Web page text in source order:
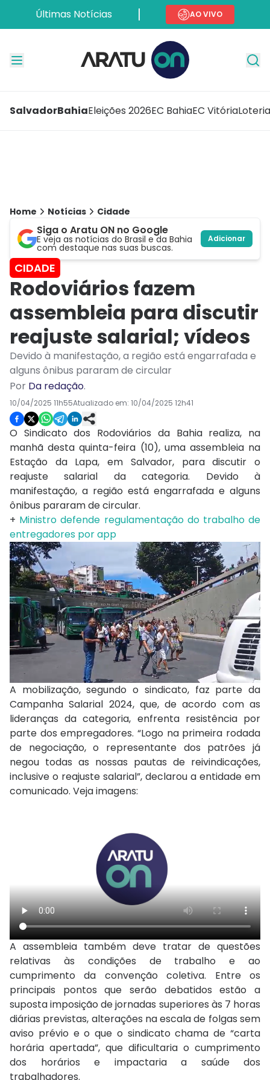
Últimas Notícias AO VIVO
SalvadorBahiaEleições 2026EC BahiaEC Vitória
Home Notícias Cidade
Siga o Aratu ON no Google
E veja as notícias do Brasil e da Bahia
com destaque nas suas buscas.
Adicionar
CIDADE
Rodoviários fazem
assembleia para discutir
reajuste salarial; vídeos
Devido à manifestação, a região está engarrafada e
alguns ônibus pararam de circular
Por Da redação.
10/04/2025 11h55Atualizado em: 10/04/2025 12h41
O Sindicato dos Rodoviários da Bahia realiza, na
manhã desta quinta-feira (10), uma assembleia na
Estação da Lapa, em Salvador, para discutir o
reajuste salarial da categoria. Devido à
manifestação, a região está engarrafada e alguns
ônibus pararam de circular.
+ Ministro defende regulamentação do trabalho de
entregadores por app
A mobilização, segundo o sindicato, faz parte da
Campanha Salarial 2024, que, de acordo com as
lideranças da categoria, enfrenta resistência por
parte dos empregadores. “Logo na primeira rodada
de negociação, o representante dos patrões já
negou todas as nossas pautas de reivindicações,
inclusive o reajuste salarial”, declarou a entidade em
comunicado. Veja imagens:
A assembleia também deve tratar de questões
relativas às condições de trabalho e ao
cumprimento da convenção coletiva. Entre os
principais pontos que serão debatidos estão a
suposta imposição de jornadas superiores às 7 horas
diárias previstas, alterações na escala de folgas sem
aviso prévio e o que o sindicato chama de “carta
horária apertada”, que dificultaria o cumprimento
dos horários e impactaria a saúde dos
trabalhadores.